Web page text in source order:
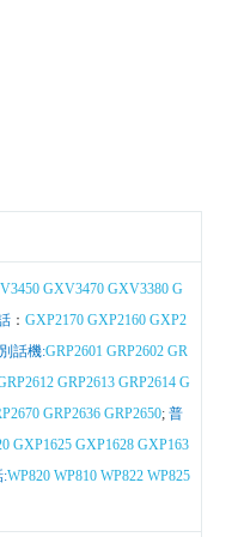
GXV3470 GXV3380 G
： GXP2170 GXP2160 GXP2
話機:GRP2601 GRP2602 GR
GRP2613 GRP2614 G
GRP2636 GRP2650; 普
GXP1625 GXP1628 GXP163
:WP820 WP810 WP822 WP825